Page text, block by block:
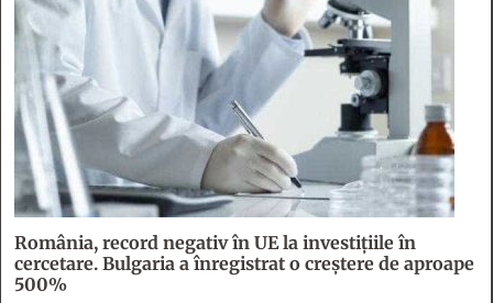
România, record negativ în UE la investițiile în
cercetare. Bulgaria a înregistrat o creștere de aproape
500%